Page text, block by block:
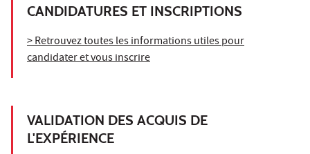
CANDIDATURES ET INSCRIPTIONS
> Retrouvez toutes les informations utiles pour
candidater et vous inscrire
VALIDATION DES ACQUIS DE
L'EXPÉRIENCE